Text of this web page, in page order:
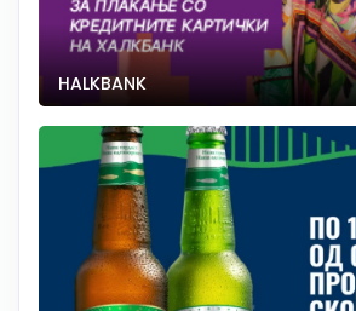
HALKBANK